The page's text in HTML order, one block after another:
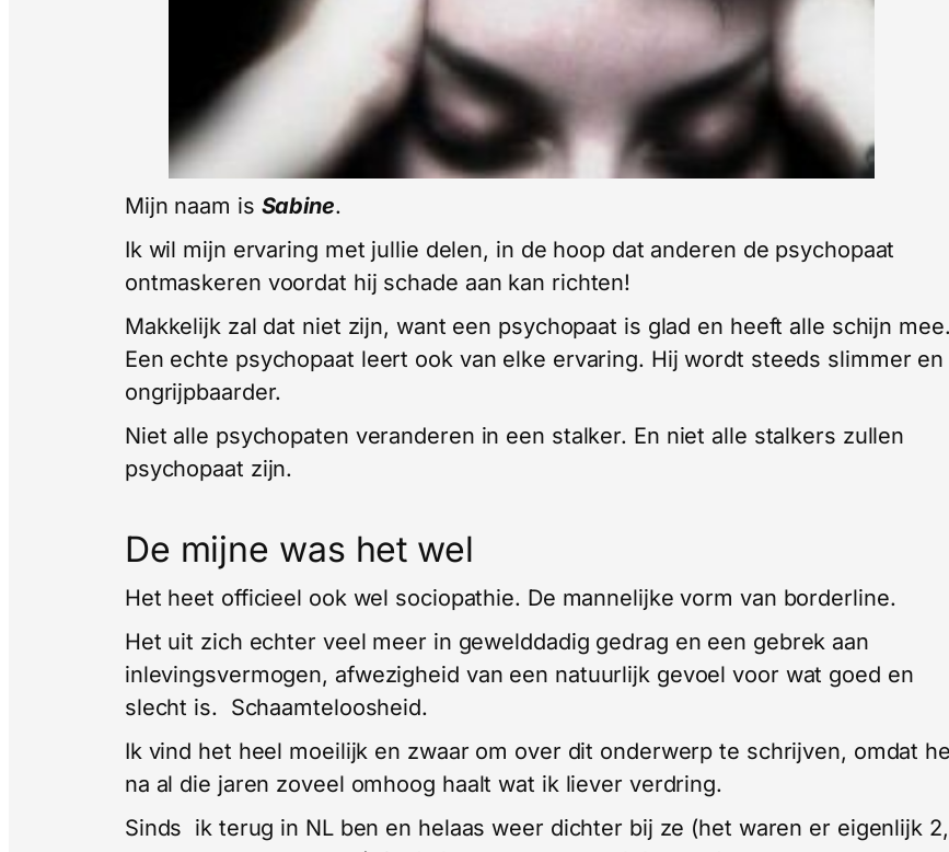
Mijn naam is Sabine.
Ik wil mijn ervaring met jullie delen, in de hoop dat anderen de psychopaat
ontmaskeren voordat hij schade aan kan richten!
Makkelijk zal dat niet zijn, want een psychopaat is glad en heeft alle schijn mee.
Een echte psychopaat leert ook van elke ervaring. Hij wordt steeds slimmer en
ongrijpbaarder.
Niet alle psychopaten veranderen in een stalker. En niet alle stalkers zullen
psychopaat zijn.
De mijne was het wel
Het heet officieel ook wel sociopathie. De mannelijke vorm van borderline.
Het uit zich echter veel meer in gewelddadig gedrag en een gebrek aan
inlevingsvermogen, afwezigheid van een natuurlijk gevoel voor wat goed en
slecht is. Schaamteloosheid.
Ik vind het heel moeilijk en zwaar om over dit onderwerp te schrijven, omdat
na al die jaren zoveel omhoog haalt wat ik liever verdring.
Sinds ik terug in NL ben en helaas weer dichter bij ze (het waren er eigenlijk 2,